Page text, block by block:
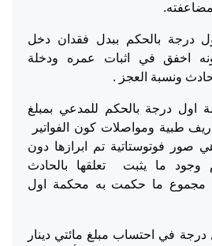
درجة بالحكم ببدل فقدان دخل
اخفق في اثبات عمره ودخلة
ونسبة العجز .
اول درجة بالحكم للمدعي بمبلغ
طبية ومواصلات كون الفواتير
صور فوتوستاتية تم ابرازها دون
ما يثبت تعلقها بالحادث
مجموع ما حكمت به محكمة اول
في احتساب مبلغ مائتي دينار